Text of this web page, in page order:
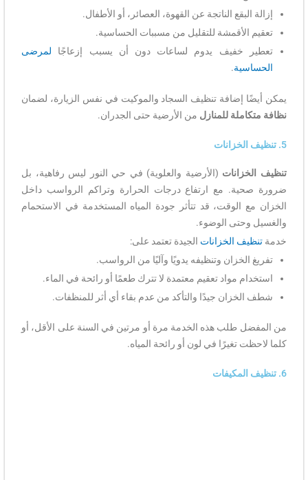
إزالة البقع الناتجة عن القهوة، العصائر، أو الأطفال.
تعقيم الأقمشة للتقليل من مسببات الحساسية.
تعطير خفيف يدوم لساعات دون أن يسبب إزعاجًا لمرضى
الحساسية.
يمكن أيضًا إضافة تنظيف السجاد والموكيت في نفس الزيارة، لضمان
نظافة متكاملة للمنازل من الأرضية حتى الجدران.
5. تنظيف الخزانات
تنظيف الخزانات (الأرضية والعلوية) في حي النور ليس رفاهية، بل
ضرورة صحية. مع ارتفاع درجات الحرارة وتراكم الرواسب داخل
الخزان مع الوقت، قد تتأثر جودة المياه المستخدمة في الاستحمام
والغسيل وحتى الوضوء.
خدمةتنظيف الخزانات الجيدة تعتمد على:
تفريغ الخزان وتنظيفه يدويًا وآليًا من الرواسب.
استخدام مواد تعقيم معتمدة لا تترك طعمًا أو رائحة في الماء.
شطف الخزان جيدًا والتأكد من عدم بقاء أي أثر للمنظفات.
من المفضل طلب هذه الخدمة مرة أو مرتين في السنة على الأقل، أو
كلما لاحظت تغيرًا في لون أو رائحة المياه.
6. تنظيف المكيفات